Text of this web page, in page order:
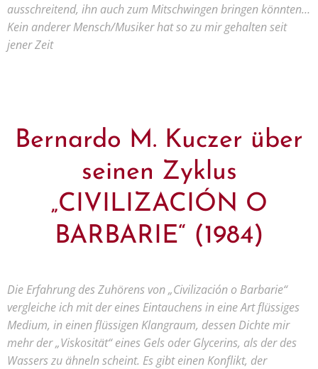
ausschreitend, ihn auch zum Mitschwingen bringen könnten…
Kein anderer Mensch/Musiker hat so zu mir gehalten seit
jener Zeit
Bernardo M. Kuczer über
seinen Zyklus
„CIVILIZACIÓN O
BARBARIE“ (1984)
Die Erfahrung des Zuhörens von „Civilización o Barbarie“
vergleiche ich mit der eines Eintauchens in eine Art flüssiges
Medium, in einen flüssigen Klangraum, dessen Dichte mir
mehr der „Viskosität“ eines Gels oder Glycerins, als der des
Wassers zu ähneln scheint. Es gibt einen Konflikt, der